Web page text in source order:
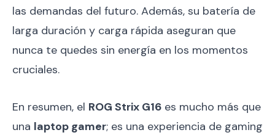
las demandas del futuro. Además, su batería de
larga duración y carga rápida aseguran que
nunca te quedes sin energía en los momentos
cruciales.
En resumen, el ROG Strix G16 es mucho más que
una laptop gamer; es una experiencia de gaming